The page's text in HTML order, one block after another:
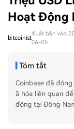
Hoạt Động
bitcoinist
Xuất bản vào
06-05
Tóm tắt
Coinbase đã
ã hóa liên quan
động tại Đông